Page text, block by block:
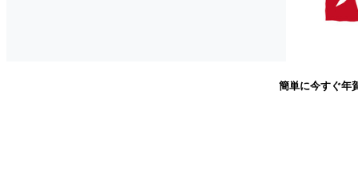
簡単に今すぐ年